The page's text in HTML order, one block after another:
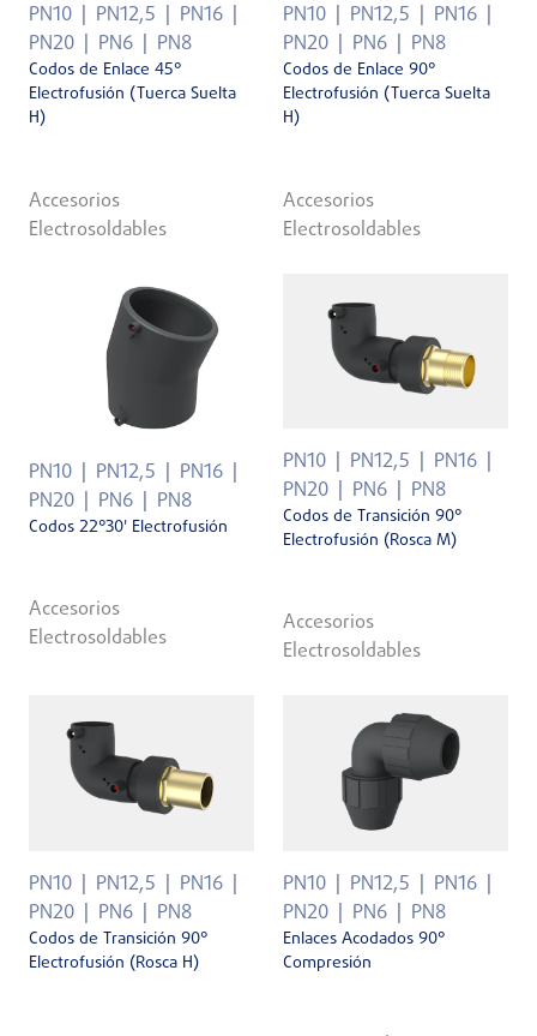
PN10 PN12,5
PN16
PN20
PN6 PN8
Codos de Enlace 45°
Electrofusión (Tuerca Suelta
H)
Accesorios
Electrosoldables
PN10 PN12,5
PN16
PN20
PN6 PN8
Codos de Enlace 90°
Electrofusión (Tuerca Suelta
H)
Accesorios
Electrosoldables
PN10 PN12,5
PN16
PN20
PN6 PN8
Codos 22°30' Electrofusión
Accesorios
Electrosoldables
PN10 PN12,5
PN16
PN20
PN6 PN8
Codos de Transición 90°
Electrofusión (Rosca M)
Accesorios
Electrosoldables
PN10 PN12,5
PN16
PN20
PN6 PN8
Codos de Transición 90°
Electrofusión (Rosca H)
PN10 PN12,5
PN16
PN20
PN6 PN8
Enlaces Acodados 90°
Compresión